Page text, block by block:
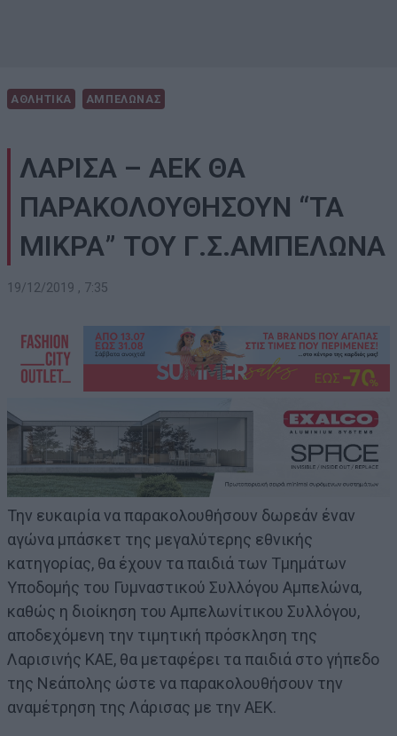
ΑΘΛΗΤΙΚΑ ΑΜΠΕΛΩΝΑΣ
ΛΑΡΙΣΑ – ΑΕΚ ΘΑ
ΠΑΡΑΚΟΛΟΥΘΗΣΟΥΝ “ΤΑ
ΜΙΚΡΑ” ΤΟΥ Γ.Σ.ΑΜΠΕΛΩΝΑ
19/12/2019 , 7:35
Την ευκαιρία να παρακολουθήσουν δωρεάν έναν
αγώνα μπάσκετ της μεγαλύτερης εθνικής
κατηγορίας, θα έχουν τα παιδιά των Τμημάτων
Υποδομής του Γυμναστικού Συλλόγου Αμπελώνα,
καθώς η διοίκηση του Αμπελωνίτικου Συλλόγου,
αποδεχόμενη την τιμητική πρόσκληση της
Λαρισινής ΚΑΕ, θα μεταφέρει τα παιδιά στο γήπεδο
της Νεάπολης ώστε να παρακολουθήσουν την
αναμέτρηση της Λάρισας με την ΑΕΚ.